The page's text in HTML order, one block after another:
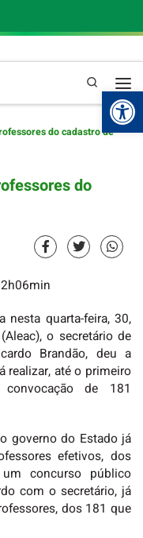
Pesquisa
do cadastro de
do
nesta quarta-feira, 30,
o secretário de
Brandão, deu a
realizar, até o primeiro
de 181
governo do Estado já
efetivos, dos
concurso público
com o secretário, já
dos 181 que